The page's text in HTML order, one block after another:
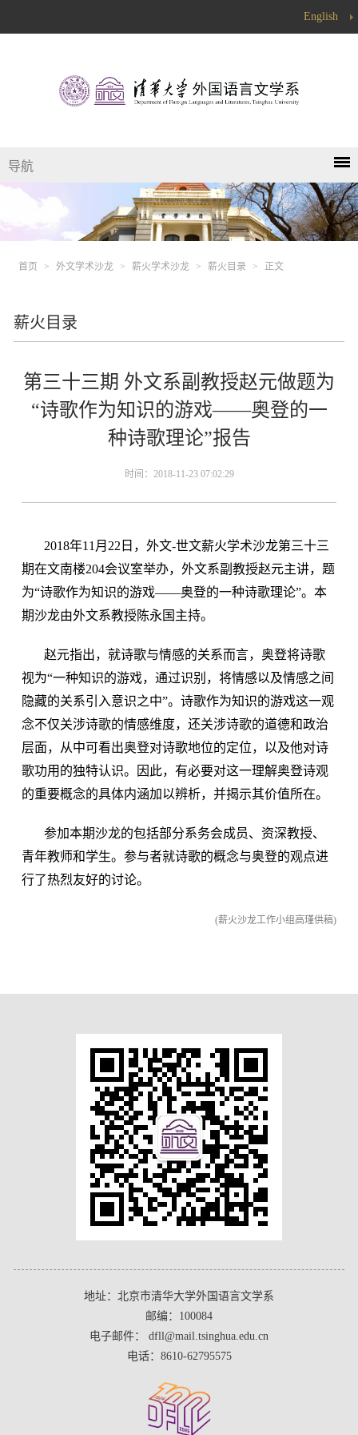
English
导航
首页 > 外文学术沙龙 > 薪火学术沙龙 > 薪火目录 > 正文
薪火目录
第三十三期 外文系副教授赵元做题为
“诗歌作为知识的游戏——奥登的一
种诗歌理论”报告
时间：2018-11-23 07:02:29
2018年11月22日，外文-世文薪火学术沙龙第三十三
期在文南楼204会议室举办，外文系副教授赵元主讲，题
为“诗歌作为知识的游戏——奥登的一种诗歌理论”。本
期沙龙由外文系教授陈永国主持。
赵元指出，就诗歌与情感的关系而言，奥登将诗歌
视为“一种知识的游戏，通过识别，将情感以及情感之间
隐藏的关系引入意识之中”。诗歌作为知识的游戏这一观
念不仅关涉诗歌的情感维度，还关涉诗歌的道德和政治
层面，从中可看出奥登对诗歌地位的定位，以及他对诗
歌功用的独特认识。因此，有必要对这一理解奥登诗观
的重要概念的具体内涵加以辨析，并揭示其价值所在。
参加本期沙龙的包括部分系务会成员、资深教授、
青年教师和学生。参与者就诗歌的概念与奥登的观点进
行了热烈友好的讨论。
(薪火沙龙工作小组高瑾供稿)
地址：北京市清华大学外国语言文学系
邮编：100084
电子邮件： dfll@mail.tsinghua.edu.cn
电话：8610-62795575